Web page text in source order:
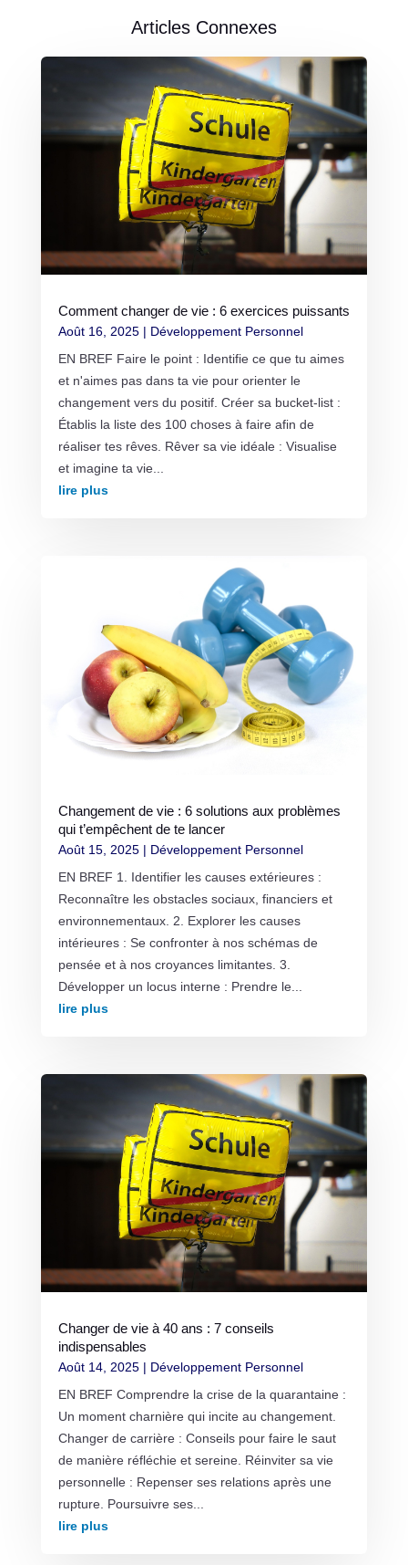
Articles Connexes
Comment changer de vie : 6 exercices puissants
Août 16, 2025| Développement Personnel
EN BREF Faire le point : Identifie ce que tu aimes
et n'aimes pas dans ta vie pour orienter le
changement vers du positif. Créer sa bucket-list :
Établis la liste des 100 choses à faire afin de
réaliser tes rêves. Rêver sa vie idéale : Visualise
et imagine ta vie...
lire plus
Changement de vie : 6 solutions aux problèmes
qui t’empêchent de te lancer
Août 15, 2025| Développement Personnel
EN BREF 1. Identifier les causes extérieures :
Reconnaître les obstacles sociaux, financiers et
environnementaux. 2. Explorer les causes
intérieures : Se confronter à nos schémas de
pensée et à nos croyances limitantes. 3.
Développer un locus interne : Prendre le...
lire plus
Changer de vie à 40 ans : 7 conseils
indispensables
Août 14, 2025| Développement Personnel
EN BREF Comprendre la crise de la quarantaine :
Un moment charnière qui incite au changement.
Changer de carrière : Conseils pour faire le saut
de manière réfléchie et sereine. Réinviter sa vie
personnelle : Repenser ses relations après une
rupture. Poursuivre ses...
lire plus